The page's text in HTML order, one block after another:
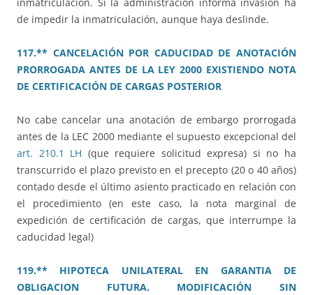
inmatriculación. Si la administración informa invasión ha
de impedir la inmatriculación, aunque haya deslinde.
117.** CANCELACIÓN POR CADUCIDAD DE ANOTACIÓN
PRORROGADA ANTES DE LA LEY 2000 EXISTIENDO NOTA
DE CERTIFICACIÓN DE CARGAS POSTERIOR
No cabe cancelar una anotación de embargo prorrogada
antes de la LEC 2000 mediante el supuesto excepcional del
art. 210.1 LH (que requiere solicitud expresa) si no ha
transcurrido el plazo previsto en el precepto (20 o 40 años)
contado desde el último asiento practicado en relación con
el procedimiento (en este caso, la nota marginal de
expedición de certificación de cargas, que interrumpe la
caducidad legal)
119.** HIPOTECA UNILATERAL EN GARANTIA DE
OBLIGACION FUTURA. MODIFICACIÓN SIN